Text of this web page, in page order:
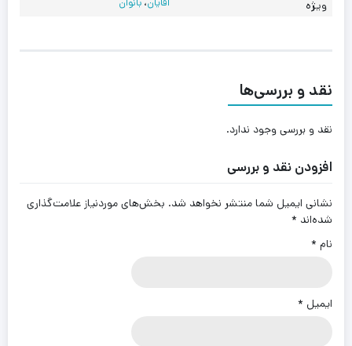
ویژه
نقد و بررسی‌ها
نقد و بررسی وجود ندارد.
افزودن نقد و بررسی
نشانی ایمیل شما منتشر نخواهد شد. بخش‌های موردنیاز علامت‌گذاری
شده‌اند *
نام *
ایمیل *